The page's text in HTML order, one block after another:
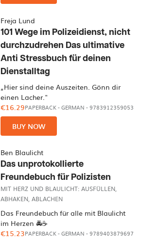
Freja Lund
101 Wege im Polizeidienst, nicht
durchzudrehen Das ultimative
Anti Stressbuch für deinen
Dienstalltag
„Hier sind deine Auszeiten. Gönn dir
einen Lacher."
€16.29PAPERBACK-GERMAN - 9783912359053
BUY NOW
Ben Blaulicht
Das unprotokollierte
Freundebuch für Polizisten
MIT HERZ UND BLAULICHT: AUSFÜLLEN,
ABHAKEN, ABLACHEN
Das Freundebuch für alle mit Blaulicht
im Herzen 🚔☕
€15.23PAPERBACK-GERMAN - 9789403879697